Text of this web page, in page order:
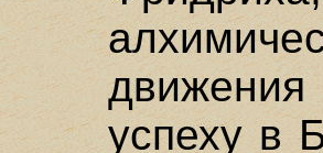
успеху в